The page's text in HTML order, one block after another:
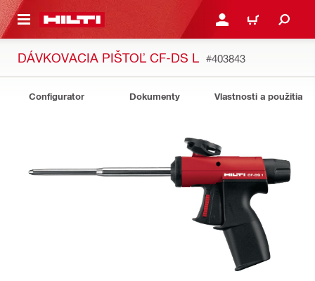
HLAVNÝ OBSAH PRIHLÁSIŤ ALEBO
KOŠÍK
DÁVKOVACIA PIŠTOĽ CF-DS L #403843
Configurator Dokumenty Vlastnosti a použitia